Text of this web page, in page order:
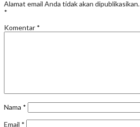
Alamat email Anda tidak akan dipublikasikan.
*
Komentar *
Nama *
Email *